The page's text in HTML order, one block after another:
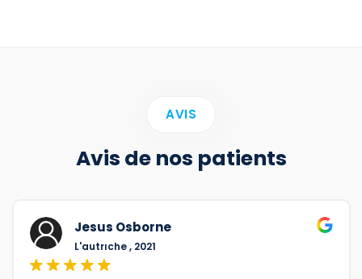
AVIS
Avis de nos patients
Jesus Osborne
L'autrıche , 2021